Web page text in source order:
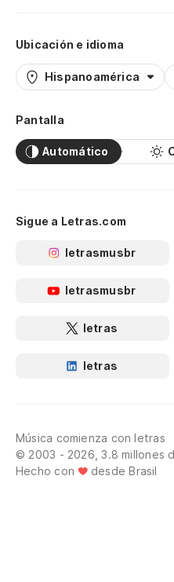
Ubicación e idioma
Hispanoamérica
Pantalla
Automático
Sigue a Letras.com
letrasmusbr
letrasmusbr
letras
letras
Música comienza con letras
© 2003 - 2026, 3.8 millones
Hecho con
desde Brasil